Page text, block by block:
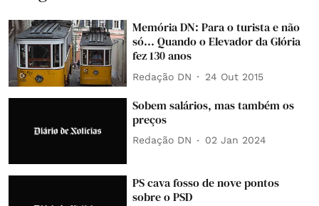
Memória DN: Para o turista e não
só... Quando o Elevador da Glória
fez 130 anos
Redação DN 24 Out 2015
Sobem salários, mas também os
preços
Redação DN 02 Jan 2024
PS cava fosso de nove pontos
sobre o PSD